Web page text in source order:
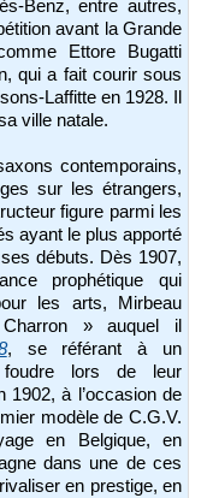
Benz, entre autres,
avant la Grande
Ettore Bugatti
qui a fait courir sous
Laffitte en 1928. Il
ville natale.
contemporains,
sur les étrangers,
figure parmi les
ayant le plus apporté
débuts. Dès 1907,
prophétique qui
les arts, Mirbeau
» auquel il
, se référant à un
lors de leur
1902, à l’occasion de
modèle de C.G.V.
en Belgique, en
dans une de ces
en prestige, en